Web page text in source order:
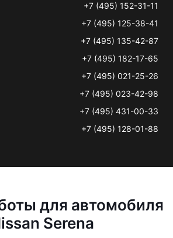
+7 (495) 152-31-11
+7 (495) 125-38-41
+7 (495) 135-42-87
+7 (495) 182-17-65
+7 (495) 021-25-26
+7 (495) 023-42-98
+7 (495) 431-00-33
+7 (495) 128-01-88
для автомобиля
Serena